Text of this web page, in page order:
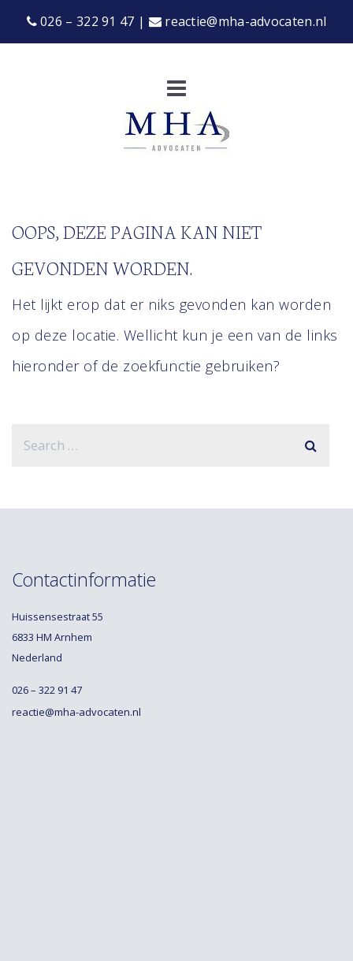
026 – 322 91 47 | reactie@mha-advocaten.nl
OOPS, DEZE PAGINA KAN NIET
GEVONDEN WORDEN.
Het lijkt erop dat er niks gevonden kan worden
op deze locatie. Wellicht kun je een van de links
hieronder of de zoekfunctie gebruiken?
Contactinformatie
Huissensestraat 55
6833 HM Arnhem
Nederland
026 – 322 91 47
reactie@mha-advocaten.nl